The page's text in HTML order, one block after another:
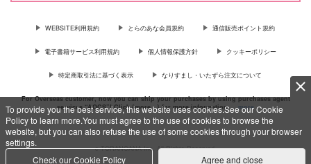
To provide you the best service, this website uses cookies.See our Cookie
Policy to learn more.You must agree to the use of cookies to browse the
website, but you can also refuse the use of some cookies through your browser
settings.
Check our Cookie Policy
Agree and close
WEBSITE利用規約 とらのあな会員規約 通信販売ポイント規約
電子書籍サービス利用規約 個人情報保護方針 クッキーポリシー
特定商取引法に基づく表示 なりすまし・いたずら注文について
For Overseas customer, now you can ship your purchases by using purchases agent
services “AOCS”! Click {more…} for more information …more
c TORANOANA Inc, All Rights Reserved.